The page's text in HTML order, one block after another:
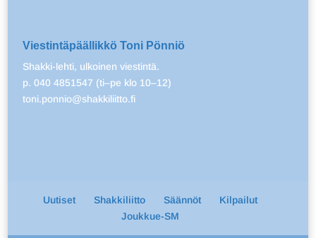
Viestintäpäällikkö Toni Pönniö
Shakki-lehti, ulkoinen viestintä.
p. 040 4851547 (ti–pe klo 10–12)
toni.ponnio@shakkiliitto.fi
Uutiset Shakkiliitto Säännöt
Kilpailut
Joukkue-SM